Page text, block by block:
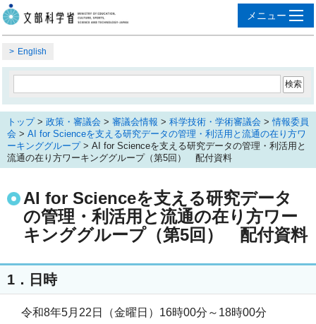
English
トップ> 政策・審議会 > 審議会情報 > 科学技術・学術審議会 >情報委員
会 > AI for Scienceを支える研究データの管理・利活用と流通の在り方ワ
ーキンググループ> AI for Scienceを支える研究データの管理・利活用と
流通の在り方ワーキンググループ（第5回） 配付資料
AI for Scienceを支える研究データ
の管理・利活用と流通の在り方ワー
キンググループ（第5回） 配付資料
1．日時
令和8年5月22日（金曜日）16時00分～18時00分